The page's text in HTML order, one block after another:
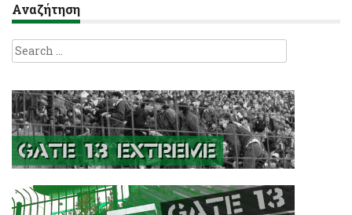
Αναζήτηση
Search
for: